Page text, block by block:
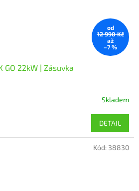
od
12 990 Kč
až
–7 %
GO 22kW | Zásuvka
Skladem
DETAIL
Kód: 38830